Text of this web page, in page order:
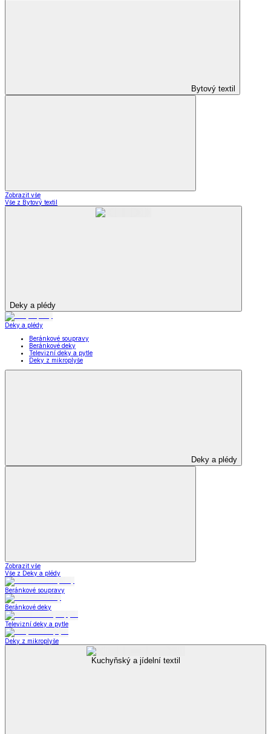
Bytový textil
Zobrazit vše
Vše z Bytový textil
Deky a plédy
Deky a plédy
Beránkové soupravy
Beránkové deky
Televizní deky a pytle
Deky z mikroplyše
Deky a plédy
Zobrazit vše
Vše z Deky a plédy
Beránkové soupravy
Beránkové deky
Televizní deky a pytle
Deky z mikroplyše
Kuchyňský a jídelní textil